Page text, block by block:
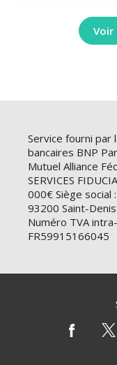
Voir
Service fourni par
bancaires BNP
Mutuel Alliance
SERVICES
000€ Siège social
93200 Saint-
Numéro TVA
FR59915166045